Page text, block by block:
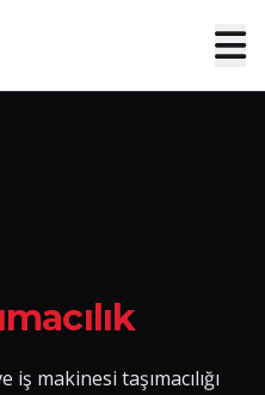
makinesi taşımacılığı